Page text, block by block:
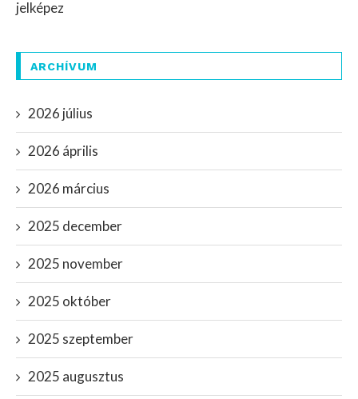
jelképez
ARCHÍVUM
2026 július
2026 április
2026 március
2025 december
2025 november
2025 október
2025 szeptember
2025 augusztus